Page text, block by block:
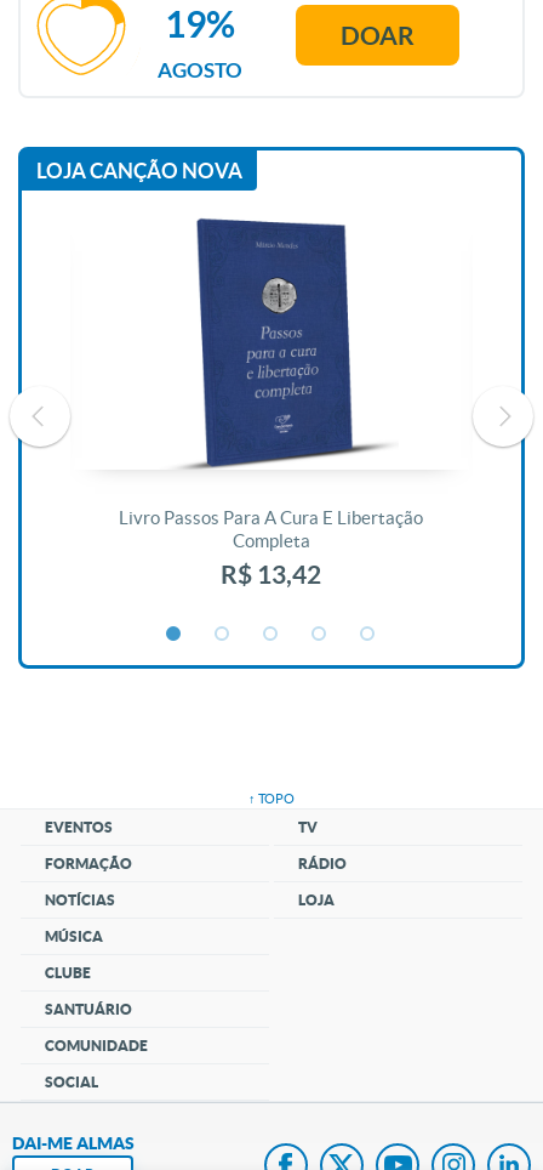
AGOSTO
19% DOAR
LOJA CANÇÃO NOVA
Livro Passos Para A Cura E Libertação
Completa
R$ 13,42
↑ TOPO
EVENTOS
FORMAÇÃO
NOTÍCIAS
MÚSICA
CLUBE
SANTUÁRIO
COMUNIDADE
SOCIAL
TV
RÁDIO
LOJA
DAI-ME ALMAS